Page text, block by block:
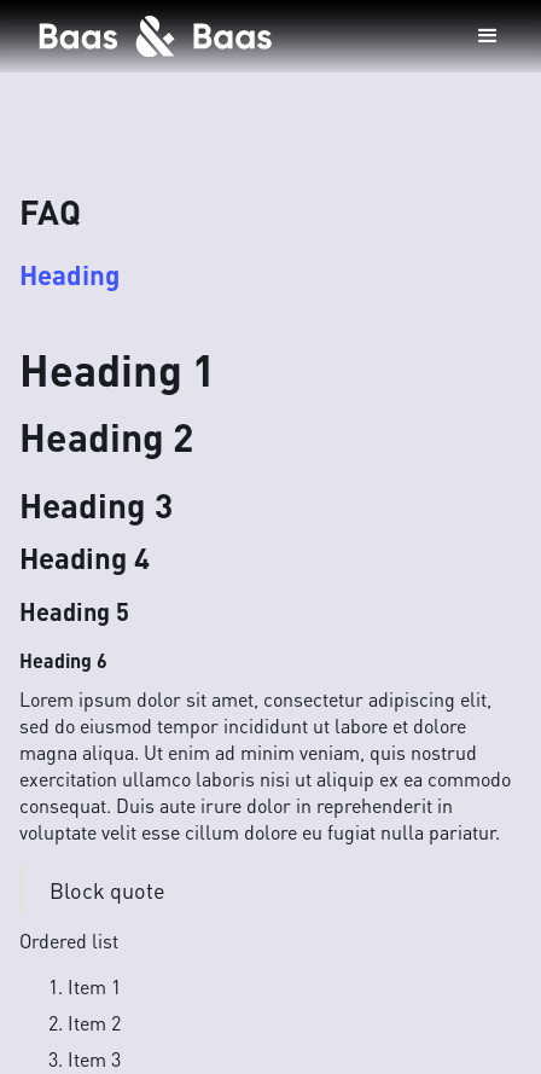
FAQ
Heading
Heading 1
Heading 2
Heading 3
Heading 4
Heading 5
Heading 6
Lorem ipsum dolor sit amet, consectetur adipiscing elit,
sed do eiusmod tempor incididunt ut labore et dolore
magna aliqua. Ut enim ad minim veniam, quis nostrud
exercitation ullamco laboris nisi ut aliquip ex ea commodo
consequat. Duis aute irure dolor in reprehenderit in
voluptate velit esse cillum dolore eu fugiat nulla pariatur.
Block quote
Ordered list
Item 1
Item 2
Item 3